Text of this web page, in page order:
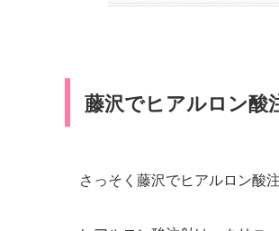
藤沢でヒアルロン酸
さっそく藤沢でヒアルロン酸